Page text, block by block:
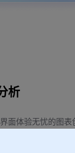
析
面体验无忧的图
图表。凭借自动